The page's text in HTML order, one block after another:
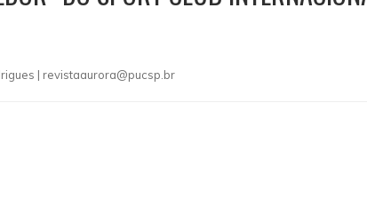
| revistaaurora@pucsp.br